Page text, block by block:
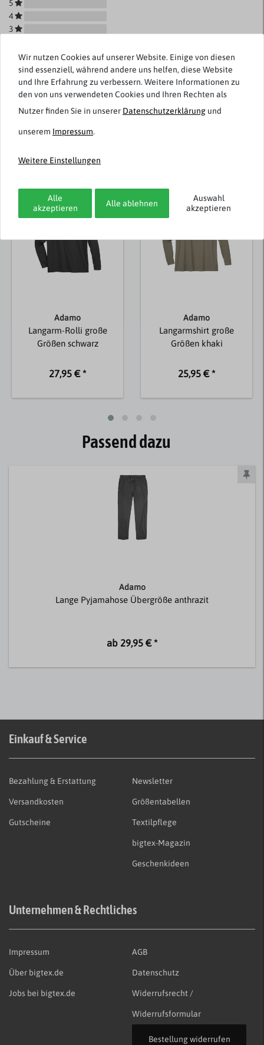
5
4
3
Rezensionen werden geladen...
Adamo
Langarm-Rolli große
Größen schwarz
27,95 € *
Adamo
Langarmshirt große
Größen khaki
25,95 € *
Passend dazu
Adamo
Lange Pyjamahose Übergröße anthrazit
ab 29,95 € *
Wir nutzen Cookies auf unserer Website. Einige von diesen
sind essenziell, während andere uns helfen, diese Website
und Ihre Erfahrung zu verbessern. Weitere Informationen zu
den von uns verwendeten Cookies und Ihren Rechten als
Nutzer finden Sie in unserer Daten­schutz­erklärung und
unserem Impressum.
Weitere Einstellungen
Alle
akzeptieren
Alle ablehnen
Auswahl
akzeptieren
Einkauf & Service
Bezahlung & Erstattung
Versandkosten
Gutscheine
Newsletter
Größentabellen
Textilpflege
bigtex-Magazin
Geschenkideen
Unternehmen & Rechtliches
Impressum
Über bigtex.de
Jobs bei bigtex.de
AGB
Datenschutz
Widerrufsrecht /
Widerrufsformular
Bestellung widerrufen